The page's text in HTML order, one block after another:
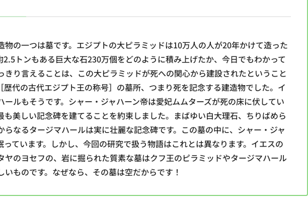
物の一つは墓です。エジプトの大ピラミッドは10万人の人が20年かけて造った
2.5トンもある巨大な石230万個をどのように積み上げたか、今日でもわかって
きり言えることは、この大ピラミッドが死への関心から建設されたということ
歴代の古代エジプト王の称号］の墓所、つまり死を記念する建造物でした。イ
ールもそうです。シャー・ジャハーン帝は愛妃ムムターズが死の床に伏してい
も美しい記念碑を建てることを約束しました。まばゆい白大理石、ちりばめら
らなるタージマハールは実に壮麗な記念碑です。この墓の中に、シャー・ジャ
っています。しかし、今回の研究で扱う物語はこれとは異なります。イエスの
ヤのヨセフの、岩に掘られた質素な墓はクフ王のピラミッドやタージマハール
いものです。なぜなら、その墓は空だからです！